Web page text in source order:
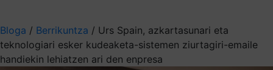
Bloga / Berrikuntza / Urs Spain, azkartasunari eta
teknologiari esker kudeaketa-sistemen ziurtagiri-emaile
handiekin lehiatzen ari den enpresa